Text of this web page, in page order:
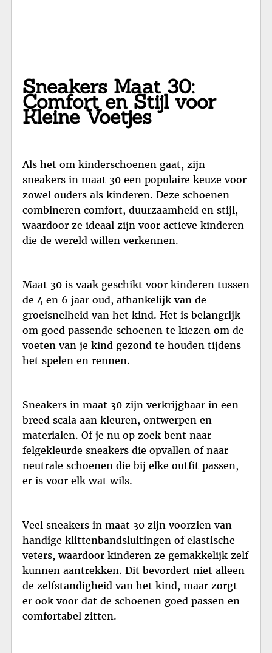
Sneakers Maat 30:
Comfort en Stijl voor
Kleine Voetjes
Als het om kinderschoenen gaat, zijn
sneakers in maat 30 een populaire keuze voor
zowel ouders als kinderen. Deze schoenen
combineren comfort, duurzaamheid en stijl,
waardoor ze ideaal zijn voor actieve kinderen
die de wereld willen verkennen.
Maat 30 is vaak geschikt voor kinderen tussen
de 4 en 6 jaar oud, afhankelijk van de
groeisnelheid van het kind. Het is belangrijk
om goed passende schoenen te kiezen om de
voeten van je kind gezond te houden tijdens
het spelen en rennen.
Sneakers in maat 30 zijn verkrijgbaar in een
breed scala aan kleuren, ontwerpen en
materialen. Of je nu op zoek bent naar
felgekleurde sneakers die opvallen of naar
neutrale schoenen die bij elke outfit passen,
er is voor elk wat wils.
Veel sneakers in maat 30 zijn voorzien van
handige klittenbandsluitingen of elastische
veters, waardoor kinderen ze gemakkelijk zelf
kunnen aantrekken. Dit bevordert niet alleen
de zelfstandigheid van het kind, maar zorgt
er ook voor dat de schoenen goed passen en
comfortabel zitten.